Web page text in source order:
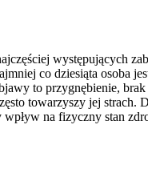
występujących
co dziesiąta osoba
to przygnębienie,
towarzyszy jej strach.
wpływ na fizyczny stan